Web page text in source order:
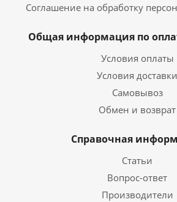
Соглашение на обработку
Общая информация по
Условия оплаты
Условия доставки
Самовывоз
Обмен и возврат
Справочная
Статьи
Вопрос-ответ
Производители